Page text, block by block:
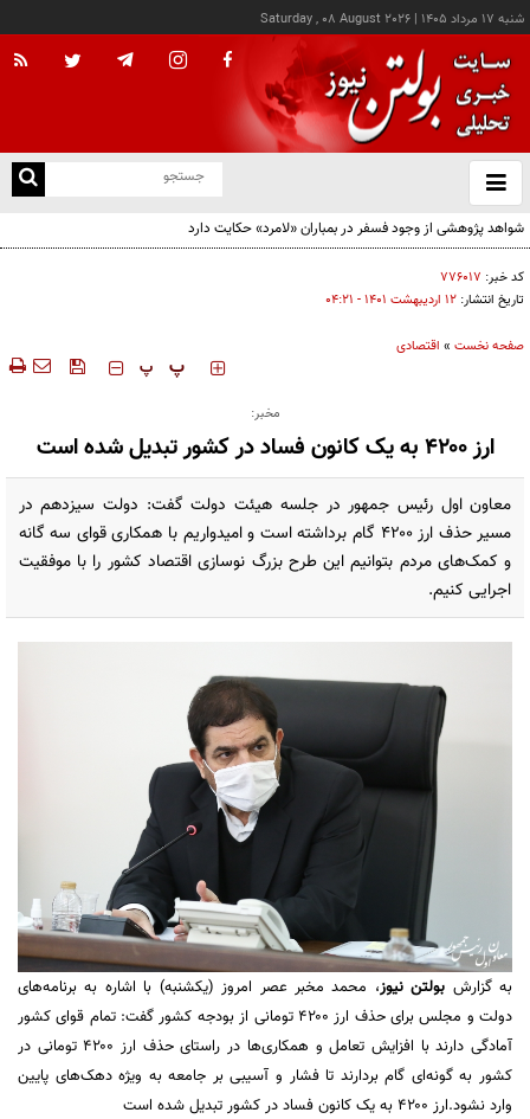
شنبه ۱۷ مرداد ۱۴۰۵ |
Saturday , 08 August 2026
باز
و
کد خبر: ۷۷۶۰۱۷
تاریخ انتشار: ۱۲ ارديبهشت ۱۴۰۱ - ۰۴:۲۱
صفحه نخست » اقتصادی
‍‍‍ پ پ
مخبر:
ارز ۴۲۰۰ به یک کانون فساد در کشور تبدیل شده است
معاون اول رئیس جمهور در جلسه هیئت دولت گفت: دولت سیزدهم در
مسیر حذف ارز ۴۲۰۰ گام برداشته است و امیدواریم با همکاری قوای سه گانه
و کمک‌های مردم بتوانیم این طرح بزرگ نوسازی اقتصاد کشور را با موفقیت
اجرایی کنیم.
به گزارش بولتن نیوز، محمد مخبر عصر امروز (یکشنبه) با اشاره به برنامه‌های
دولت و مجلس برای حذف ارز ۴۲۰۰ تومانی از بودجه کشور گفت: تمام قوای کشور
آمادگی دارند با افزایش تعامل و همکاری‌ها در راستای حذف ارز ۴۲۰۰ تومانی در
کشور به گونه‌ای گام بردارند تا فشار و آسیبی بر جامعه به ویژه دهک‌های پایین
وارد نشود.ارز ۴۲۰۰ به یک کانون فساد در کشور تبدیل شده است